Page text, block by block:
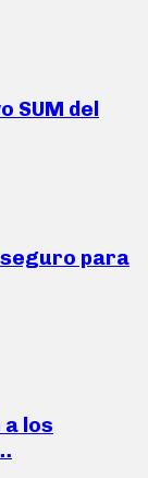
SUM del
seguro para
los